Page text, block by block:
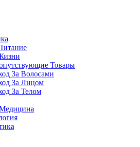
Товары
За Волосами
За Лицом
За Телом